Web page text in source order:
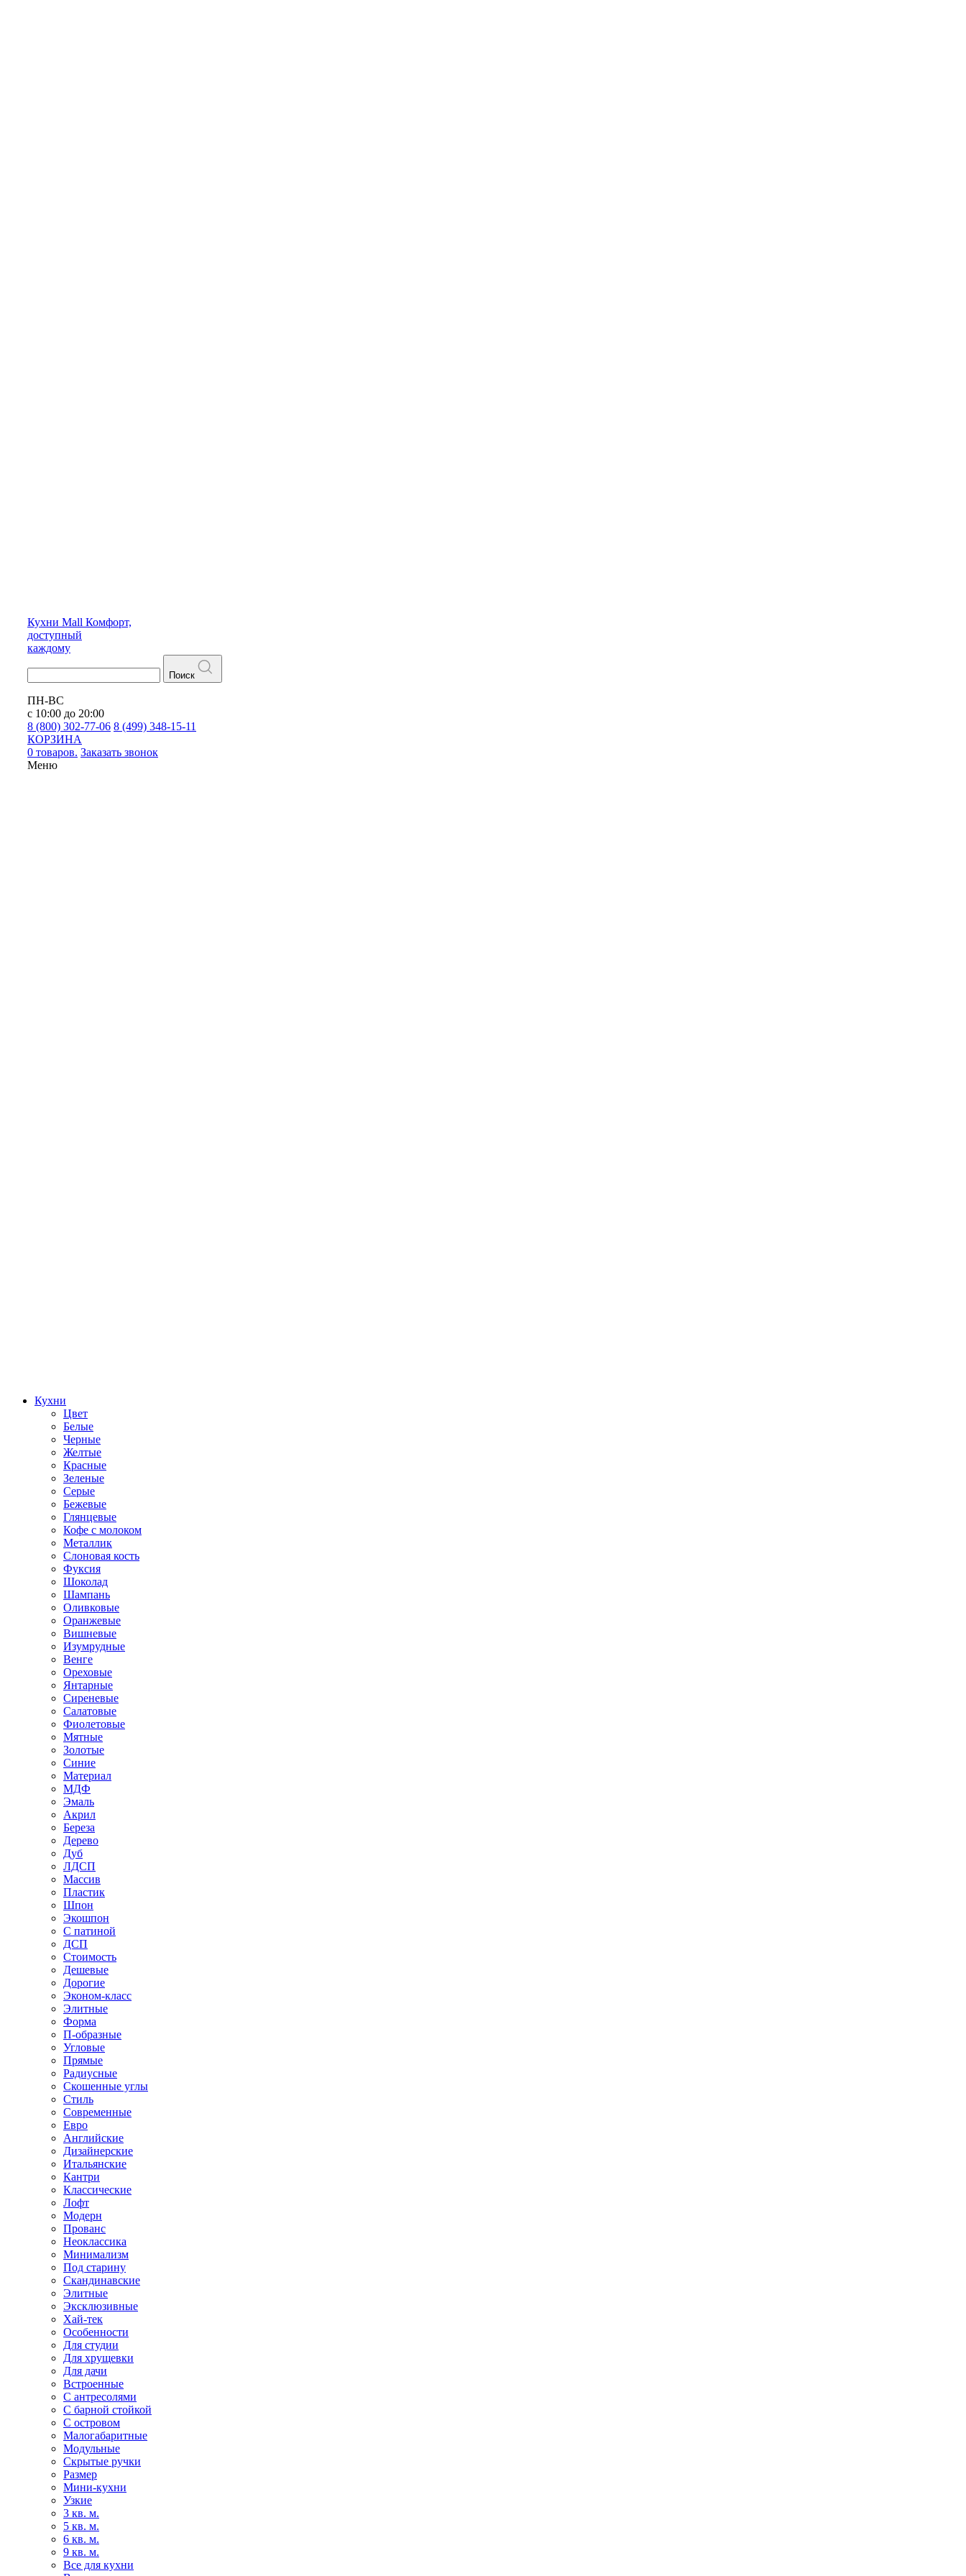
Кухни Mall Комфорт,
доступный
каждому
Поиск
ПН-ВС
с 10:00 до 20:00
8 (800) 302-77-06 8 (499) 348-15-11
КОРЗИНА
0 товаров. Заказать звонок
Меню
Кухни
Цвет
Белые
Черные
Желтые
Красные
Зеленые
Серые
Бежевые
Глянцевые
Кофе с молоком
Металлик
Слоновая кость
Фуксия
Шоколад
Шампань
Оливковые
Оранжевые
Вишневые
Изумрудные
Венге
Ореховые
Янтарные
Сиреневые
Салатовые
Фиолетовые
Мятные
Золотые
Синие
Материал
МДФ
Эмаль
Акрил
Береза
Дерево
Дуб
ЛДСП
Массив
Пластик
Шпон
Экошпон
С патиной
ДСП
Стоимость
Дешевые
Дорогие
Эконом-класс
Элитные
Форма
П-образные
Угловые
Прямые
Радиусные
Скошенные углы
Стиль
Современные
Евро
Английские
Дизайнерские
Итальянские
Кантри
Классические
Лофт
Модерн
Прованс
Неоклассика
Минимализм
Под старину
Скандинавские
Элитные
Эксклюзивные
Хай-тек
Особенности
Для студии
Для хрущевки
Для дачи
Встроенные
С антресолями
С барной стойкой
С островом
Малогабаритные
Модульные
Скрытые ручки
Размер
Мини-кухни
Узкие
3 кв. м.
5 кв. м.
6 кв. м.
9 кв. м.
Все для кухни